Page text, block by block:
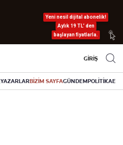
Yeni nesil dijital abonelik!
Aylık 19 TL’ den
başlayan fiyatlarla.
GİRİŞ
YAZARLARBİZİM SAYFAGÜNDEMPOLİTİKA